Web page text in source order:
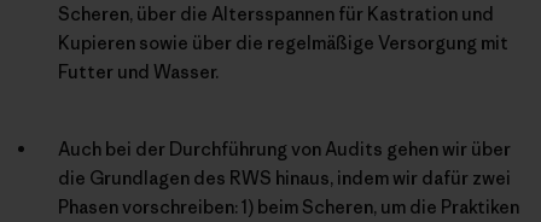
Scheren, über die Altersspannen für Kastration und
Kupieren sowie über die regelmäßige Versorgung mit
Futter und Wasser.
Auch bei der Durchführung von Audits gehen wir über
die Grundlagen des RWS hinaus, indem wir dafür zwei
Phasen vorschreiben: 1) beim Scheren, um die Praktiken